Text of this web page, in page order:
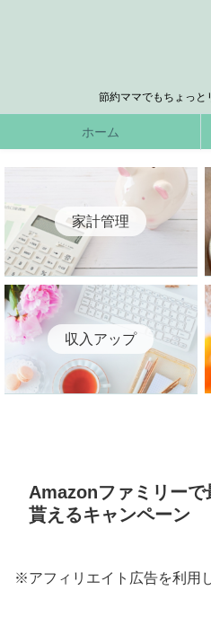
節約ママでもちょっと
ホーム
家計管理
収入アップ
Amazonファミリーで
貰えるキャンペーン
※アフィリエイト広告を利用